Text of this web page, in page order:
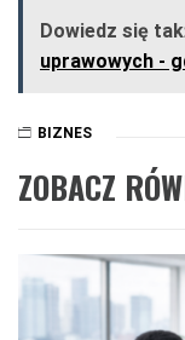
Dowiedz się
uprawowych -
BIZNES
ZOBACZ